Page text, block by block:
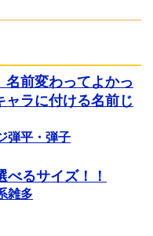
名前変わってよかっ
ラに付ける名前じ
弾平・弾子
るサイズ！！
雑多